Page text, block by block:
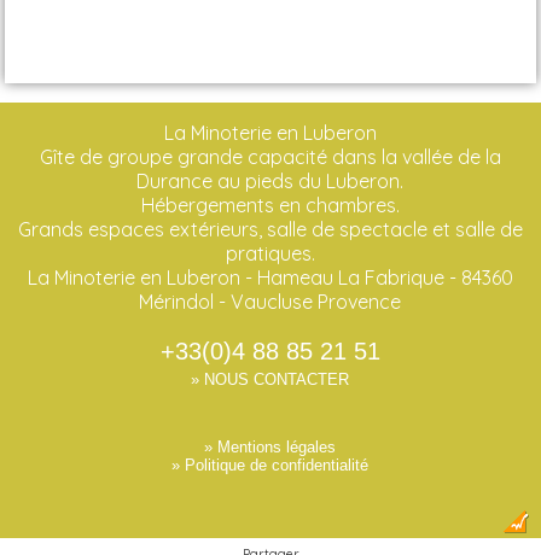
La Minoterie en Luberon
Gîte de groupe grande capacité dans la vallée de la
Durance au pieds du Luberon.
Hébergements en chambres.
Grands espaces extérieurs, salle de spectacle et salle de
pratiques.
La Minoterie en Luberon - Hameau La Fabrique - 84360
Mérindol - Vaucluse Provence
+33(0)4 88 85 21 51
» NOUS CONTACTER
» Mentions légales
» Politique de confidentialité